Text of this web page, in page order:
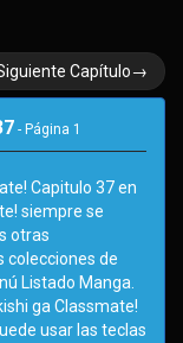
Capítulo→
- Página 1
Capitulo 37 en
siempre se
otras
colecciones de
Listado Manga.
ga Classmate!
usar las teclas